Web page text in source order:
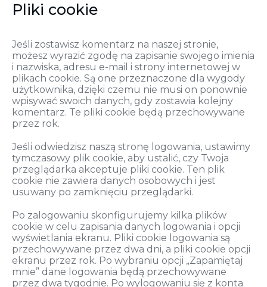
Pliki cookie
Jeśli zostawisz komentarz na naszej stronie,
możesz wyrazić zgodę na zapisanie swojego imienia
i nazwiska, adresu e-mail i strony internetowej w
plikach cookie. Są one przeznaczone dla wygody
użytkownika, dzięki czemu nie musi on ponownie
wpisywać swoich danych, gdy zostawia kolejny
komentarz. Te pliki cookie będą przechowywane
przez rok.
Jeśli odwiedzisz naszą stronę logowania, ustawimy
tymczasowy plik cookie, aby ustalić, czy Twoja
przeglądarka akceptuje pliki cookie. Ten plik
cookie nie zawiera danych osobowych i jest
usuwany po zamknięciu przeglądarki.
Po zalogowaniu skonfigurujemy kilka plików
cookie w celu zapisania danych logowania i opcji
wyświetlania ekranu. Pliki cookie logowania są
przechowywane przez dwa dni, a pliki cookie opcji
ekranu przez rok. Po wybraniu opcji „Zapamiętaj
mnie” dane logowania będą przechowywane
przez dwa tygodnie. Po wylogowaniu się z konta